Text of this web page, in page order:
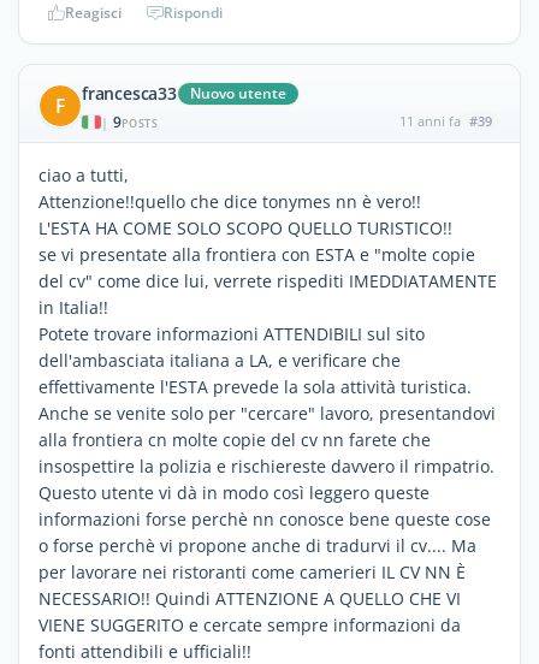
Reagisci Rispondi
F francesca33 Nuovo utente
| 9POSTS 11 anni fa #39
ciao a tutti,
Attenzione!!quello che dice tonymes nn è vero!!
L'ESTA HA COME SOLO SCOPO QUELLO TURISTICO!!
se vi presentate alla frontiera con ESTA e "molte copie
del cv" come dice lui, verrete rispediti IMEDDIATAMENTE
in Italia!!
Potete trovare informazioni ATTENDIBILI sul sito
dell'ambasciata italiana a LA, e verificare che
effettivamente l'ESTA prevede la sola attività turistica.
Anche se venite solo per "cercare" lavoro, presentandovi
alla frontiera cn molte copie del cv nn farete che
insospettire la polizia e rischiereste davvero il rimpatrio.
Questo utente vi dà in modo così leggero queste
informazioni forse perchè nn conosce bene queste cose
o forse perchè vi propone anche di tradurvi il cv.... Ma
per lavorare nei ristoranti come camerieri IL CV NN È
NECESSARIO!! Quindi ATTENZIONE A QUELLO CHE VI
VIENE SUGGERITO e cercate sempre informazioni da
fonti attendibili e ufficiali!!